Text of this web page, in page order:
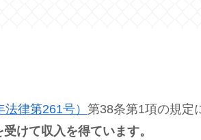
律第261号） 第38条第1項の規定
けて収入を得ています。